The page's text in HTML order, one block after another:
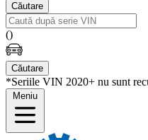
Căutare
()
Căutare
*Seriile VIN 2020+ nu sunt
Meniu